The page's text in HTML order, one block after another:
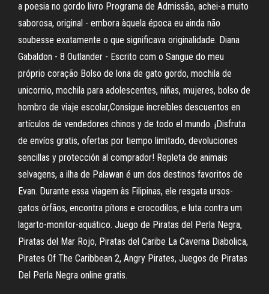
a poesia no gordo livro Programa de Admissão, achei-a muito
saborosa, original - embora àquela época eu ainda não
soubesse exatamente o que significava originalidade. Diana
Gabaldon - 8 Outlander - Escrito com o Sangue do meu
próprio coração Bolso de lona de gato gordo, mochila de
unicornio, mochila para adolescentes, niñas, mujeres, bolso de
hombro de viaje escolar,Consigue increíbles descuentos en
artículos de vendedores chinos y de todo el mundo. ¡Disfruta
de envíos gratis, ofertas por tiempo limitado, devoluciones
sencillas y protección al comprador! Repleta de animais
selvagens, a ilha de Palawan é um dos destinos favoritos de
Evan. Durante essa viagem às Filipinas, ele resgata ursos-
gatos órfãos, encontra pítons e crocodilos, e luta contra um
lagarto-monitor-aquático. Juego de Piratas del Perla Negra,
Piratas del Mar Rojo, Piratas del Caribe La Caverna Diabolica,
Pirates Of The Caribbean 2, Angry Pirates, Juegos de Piratas
Del Perla Negra online gratis.